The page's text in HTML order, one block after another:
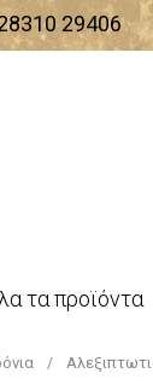
29406
τα προϊόντα